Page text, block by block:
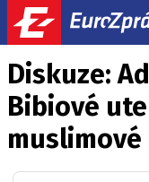
Diskuze:
Bibiové